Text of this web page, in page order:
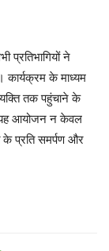
प्रतिभागियों ने
कार्यक्रम के माध्यम
तक पहुंचाने के
यह आयोजन न केवल
प्रति समर्पण और